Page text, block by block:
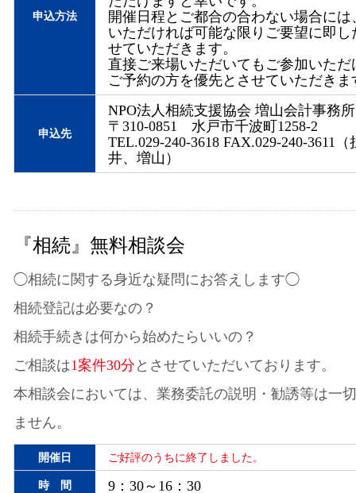
申込方法
開催日程とご都合の合わない場合には
いただければ可能な限りご要望に即し
せていただきます。
直接ご来場いただいてもご参加いただ
ご予約の方を優先とさせていただきま
申込先
NPO法人相続支援協会 増山会計事務所
〒310-0851 水戸市千波町1258-2
TEL.029-240-3618 FAX.029-240-3611
井、増山）
『相続』無料相談会
◯相続に関する身近な疑問にお答えします◯
相続登記は必要なの？
相続手続きは何から始めたらいいの？
ご相談は1案件30分 とさせていただいております。
本相談会においては、業務委託の説明・勧誘等は一
ません。
開催日 ご好評のうちに終了しました。
時 間 9：30～16：30